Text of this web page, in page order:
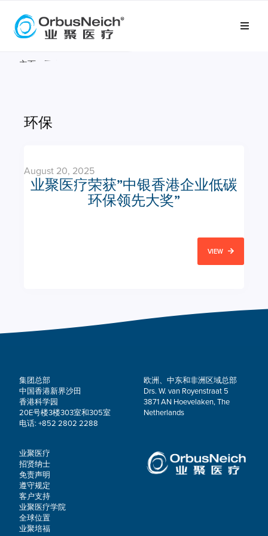
主页 医疗专家
环保
August 20, 2025
业聚医疗荣获”中银香港企业低碳
环保领先大奖”
VIEW
集团总部
中国香港新界沙田
香港科学园
20E号楼3楼303室和305室
电话: +852 2802 2288
欧洲、中东和非洲区域总部
Drs. W. van Royenstraat 5
3871 AN Hoevelaken, The
Netherlands
业聚医疗
招贤纳士
免责声明
遵守规定
客户支持
业聚医疗学院
全球位置
业聚培福